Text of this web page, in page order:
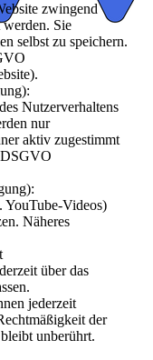
zwingend
Sie
selbst zu speichern.
Nutzerverhaltens
nur
aktiv zugestimmt
YouTube-Videos)
Näheres
über das
jederzeit
der
unberührt.